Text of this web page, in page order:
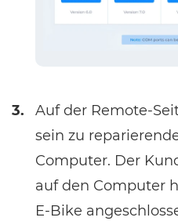
3.
Auf der Remote-
sein zu
Computer. Der
auf den Computer
E-Bike